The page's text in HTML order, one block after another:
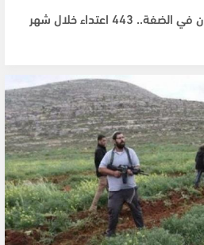
خاص| المستوطنون يصعّدون في الضفة.. 443 اعتداء خلال شهر